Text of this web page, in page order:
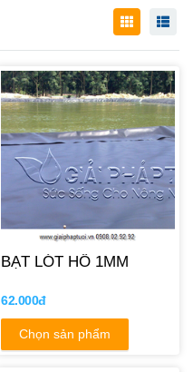
BẠT LÓT HỒ 1MM
62.000đ
Chọn sản phẩm